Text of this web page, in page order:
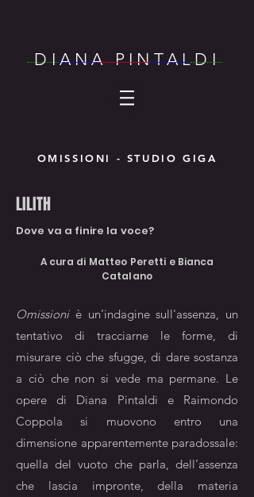
DIANA PINTALDI
OMISSIONI - STUDIO GIGA
LILITH
Dove va a finire la voce?
A cura di Matteo Peretti e Bianca
Catalano
Omissioniè un’indagine sull'assenza, un
tentativo di tracciarne le forme, di
misurare ciò che sfugge, di dare sostanza
a ciò che non si vede ma permane. Le
opere di Diana Pintaldi e Raimondo
Coppola si muovono entro una
dimensione apparentemente paradossale:
quella del vuoto che parla, dell’assenza
che lascia impronte, della materia